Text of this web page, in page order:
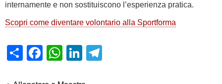
internamente e non sostituiscono l’esperienza pratica.
Scopri come diventare volontario alla Sportforma
ShareFacebook
WhatsApp
LinkedIn